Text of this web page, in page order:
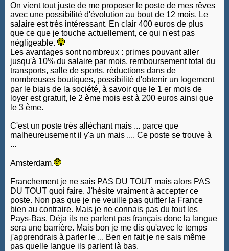
On vient tout juste de me proposer le poste de mes rêves
avec une possibilité d'évolution au bout de 12 mois. Le
salaire est très intéressant. En clair 400 euros de plus
que ce que je touche actuellement, ce qui n'est pas
négligeable.
Les avantages sont nombreux : primes pouvant aller
jusqu'à 10% du salaire par mois, remboursement total du
transports, salle de sports, réductions dans de
nombreuses boutiques, possibilité d'obtenir un logement
par le biais de la société, à savoir que le 1 er mois de
loyer est gratuit, le 2 ème mois est à 200 euros ainsi que
le 3 ème.
C'est un poste très alléchant mais ... parce que
malheureusement il y'a un mais .... Ce poste se trouve à
...
Amsterdam.
Franchement je ne sais PAS DU TOUT mais alors PAS
DU TOUT quoi faire. J'hésite vraiment à accepter ce
poste. Non pas que je ne veuille pas quitter la France
bien au contraire. Mais je ne connais pas du tout les
Pays-Bas. Déja ils ne parlent pas français donc la langue
sera une barrière. Mais bon je me dis qu'avec le temps
j'apprendrais à parler le ... Ben en fait je ne sais même
pas quelle langue ils parlent là bas.